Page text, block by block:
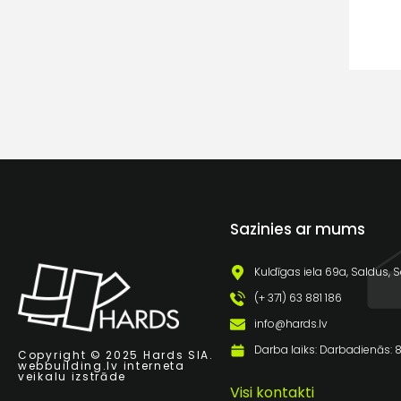
Copyright © 2025 Hards SIA.
webbuilding.lv interneta
veikalu izstrāde
Sazinies ar mums
Kuldīgas iela 69a, Saldus,
(+ 371) 63 881 186
info@hards.lv
Darba laiks: Darbadienās:
Visi kontakti